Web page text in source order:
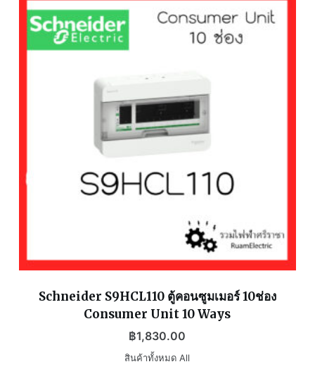
Schneider S9HCL110 ตู้คอนซูมเมอร์ 10ช่อง
Consumer Unit 10 Ways
฿1,830.00
สินค้าทั้งหมด All